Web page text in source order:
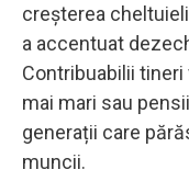
creșterea
a accentuat
Contribuabilii
mai mari sau
generații care
muncii.